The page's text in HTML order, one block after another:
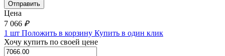
Цена
7 066 ₽
1 шт Положить в корзину Купить в один клик
Хочу купить по своей цене